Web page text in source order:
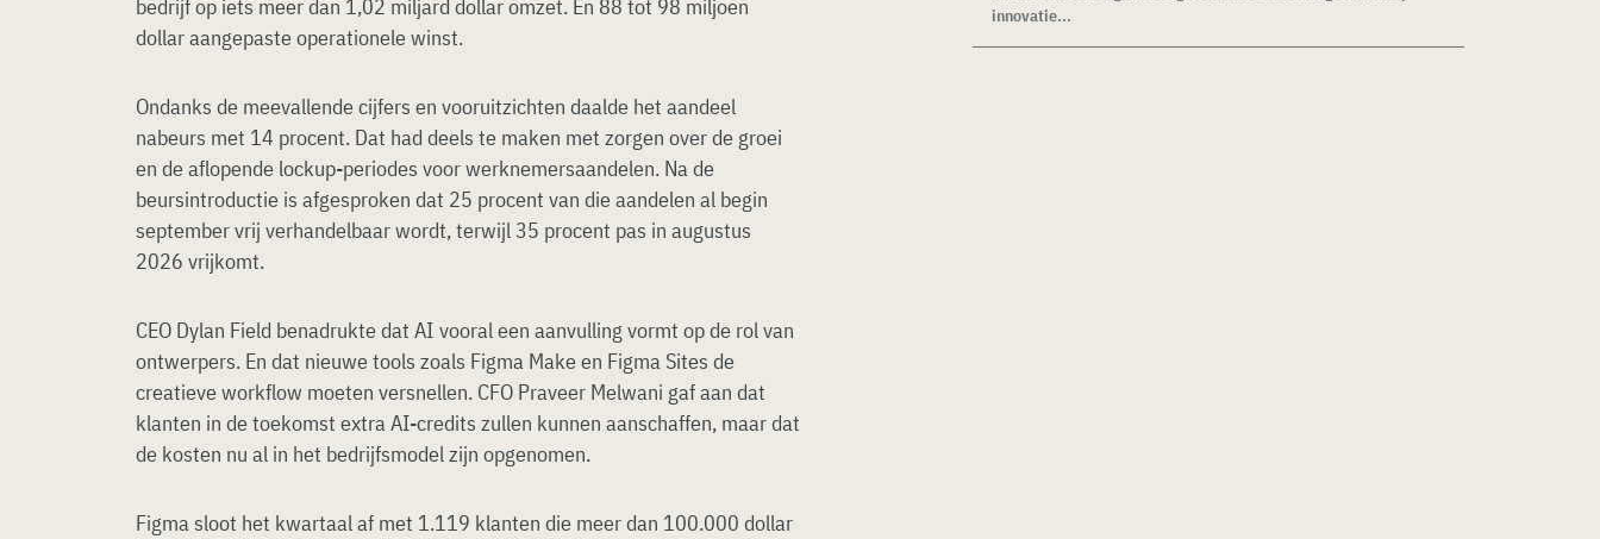
bedrijf op iets meer dan 1,02 miljard dollar omzet. En 88 tot 98 miljoen
dollar aangepaste operationele winst.
Ondanks de meevallende cijfers en vooruitzichten daalde het aandeel
nabeurs met 14 procent. Dat had deels te maken met zorgen over de groei
en de aflopende lockup-periodes voor werknemersaandelen. Na de
beursintroductie is afgesproken dat 25 procent van die aandelen al begin
september vrij verhandelbaar wordt, terwijl 35 procent pas in augustus
2026 vrijkomt.
CEO Dylan Field benadrukte dat AI vooral een aanvulling vormt op de rol van
ontwerpers. En dat nieuwe tools zoals Figma Make en Figma Sites de
creatieve workflow moeten versnellen. CFO Praveer Melwani gaf aan dat
klanten in de toekomst extra AI-credits zullen kunnen aanschaffen, maar dat
de kosten nu al in het bedrijfsmodel zijn opgenomen.
Figma sloot het kwartaal af met 1.119 klanten die meer dan 100.000 dollar
innovatie...